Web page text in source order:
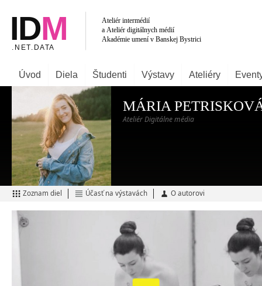
Úvod Diela Študenti Výstavy Ateliéry
MÁRIA
Ateliér Digitálne média
Zoznam diel Účasť na výstavách O autorovi